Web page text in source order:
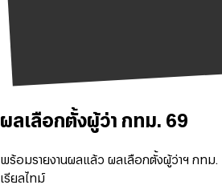
ผลเลือกตั้งผู้ว่า กทม. 69
พร้อมรายงานผลแล้ว ผลเลือกตั้งผู้ว่าฯ กทม.
เรียลไทม์